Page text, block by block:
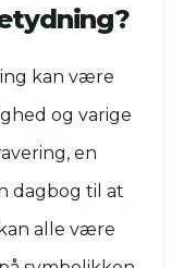
kan være
og varige
en
dagbog til at
alle være